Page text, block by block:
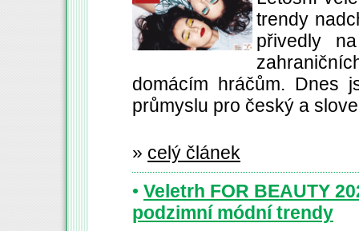
trendy
přivedly
domácím hráčům. Dnes
průmyslu pro český a
» celý článek
• Veletrh FOR BEAUTY
podzimní módní trendy